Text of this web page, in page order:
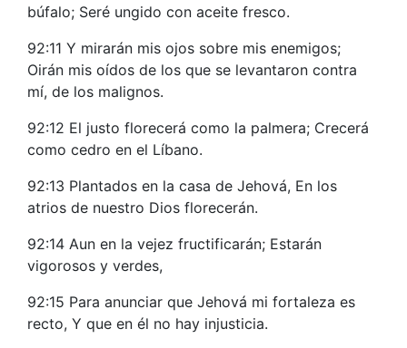
búfalo; Seré ungido con aceite fresco.
92:11 Y mirarán mis ojos sobre mis enemigos;
Oirán mis oídos de los que se levantaron contra
mí, de los malignos.
92:12 El justo florecerá como la palmera; Crecerá
como cedro en el Líbano.
92:13 Plantados en la casa de Jehová, En los
atrios de nuestro Dios florecerán.
92:14 Aun en la vejez fructificarán; Estarán
vigorosos y verdes,
92:15 Para anunciar que Jehová mi fortaleza es
recto, Y que en él no hay injusticia.